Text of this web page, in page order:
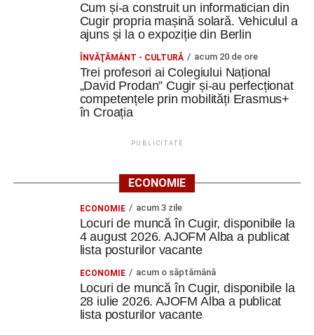
Cum și-a construit un informatician din
Cugir propria mașină solară. Vehiculul a
ajuns și la o expoziție din Berlin
ÎNVĂŢĂMÂNT - CULTURĂ acum 20 de ore
Trei profesori ai Colegiului Național
„David Prodan” Cugir și-au perfecționat
competențele prin mobilități Erasmus+
în Croația
PUBLICITATE
ECONOMIE
ECONOMIE acum 3 zile
Locuri de muncă în Cugir, disponibile la
4 august 2026. AJOFM Alba a publicat
lista posturilor vacante
ECONOMIE acum o săptămână
Locuri de muncă în Cugir, disponibile la
28 iulie 2026. AJOFM Alba a publicat
lista posturilor vacante